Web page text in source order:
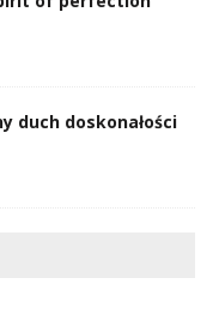
duch doskonałości